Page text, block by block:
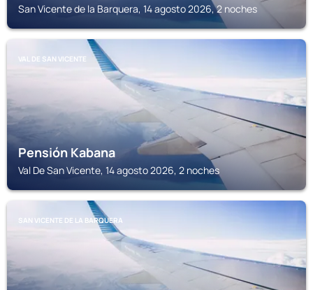
San Vicente de la Barquera, 14 agosto 2026, 2 noches
VAL DE SAN VICENTE
Pensión Kabana
Val De San Vicente, 14 agosto 2026, 2 noches
SAN VICENTE DE LA BARQUERA